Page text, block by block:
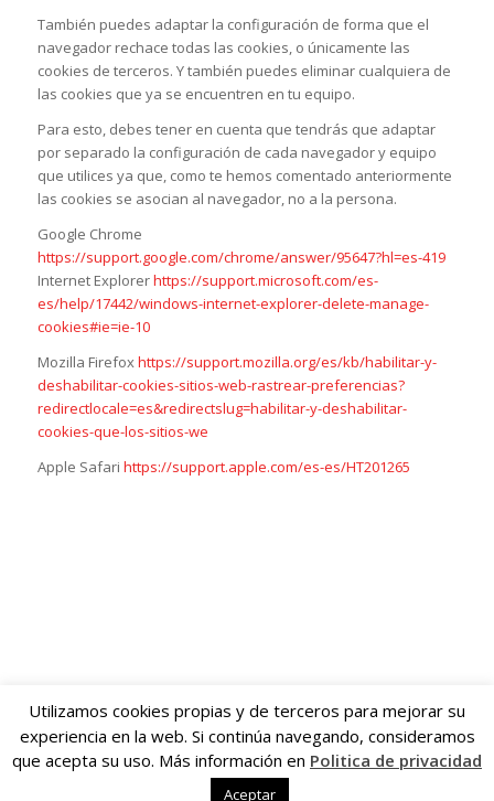
También puedes adaptar la configuración de forma que el
navegador rechace todas las cookies, o únicamente las
cookies de terceros. Y también puedes eliminar cualquiera de
las cookies que ya se encuentren en tu equipo.
Para esto, debes tener en cuenta que tendrás que adaptar
por separado la configuración de cada navegador y equipo
que utilices ya que, como te hemos comentado anteriormente
las cookies se asocian al navegador, no a la persona.
Google Chrome
https://support.google.com/chrome/answer/95647?hl=es-419
Internet Explorerhttps://support.microsoft.com/es-
es/help/17442/windows-internet-explorer-delete-manage-
cookies#ie=ie-10
Mozilla Firefoxhttps://support.mozilla.org/es/kb/habilitar-y-
deshabilitar-cookies-sitios-web-rastrear-preferencias?
redirectlocale=es&redirectslug=habilitar-y-deshabilitar-
cookies-que-los-sitios-we
Apple Safari https://support.apple.com/es-es/HT201265
© Marco PM peluqueria Pamplona - Aviso legal|
Política de privacidad
Política de cookies
Diseño web:
Utilizamos cookies propias y de terceros para mejorar su
experiencia en la web. Si continúa navegando, consideramos
que acepta su uso. Más información en Politica de privacidad
Aceptar